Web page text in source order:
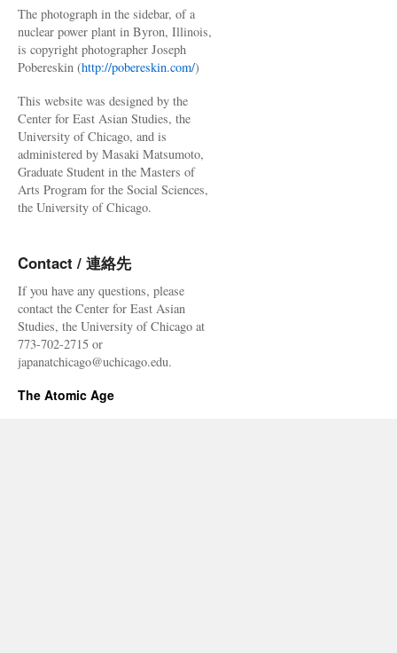
The photograph in the sidebar, of a
nuclear power plant in Byron, Illinois,
is copyright photographer Joseph
Pobereskin (http://pobereskin.com/)
This website was designed by the
Center for East Asian Studies, the
University of Chicago, and is
administered by Masaki Matsumoto,
Graduate Student in the Masters of
Arts Program for the Social Sciences,
the University of Chicago.
Contact / 連絡先
If you have any questions, please
contact the Center for East Asian
Studies, the University of Chicago at
773-702-2715 or
japanatchicago@uchicago.edu.
The Atomic Age